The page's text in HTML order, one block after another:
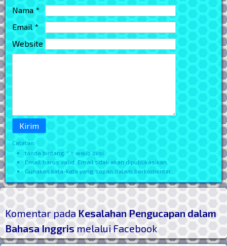
Nama *
Email *
Website
Catatan:
tanda bintang * = wajib diisi
Email harus valid. Email tidak akan dipublikasikan.
Gunakan kata-kata yang sopan dalam berkomentar.
Komentar padaKesalahan Pengucapan dalam
Bahasa Inggrismelalui Facebook